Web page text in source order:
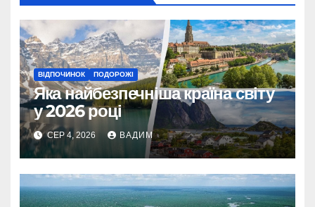
ВІДПОЧИНОК ПОДОРОЖІ
Яка найбезпечніша країна світу
у 2026 році
СЕР 4, 2026 ВАДИМ